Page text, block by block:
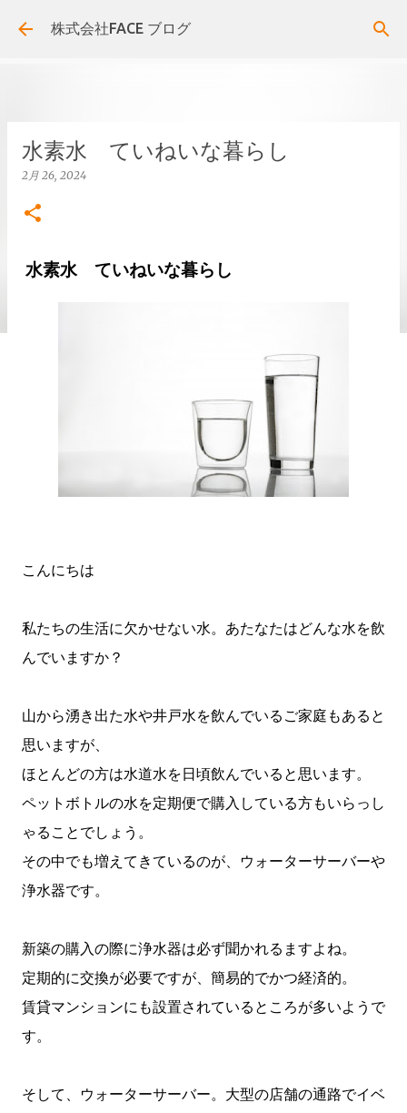
スキップしてメイン コンテンツに移動
株式会社FACE ブログ
水素水 ていねいな暮らし
2月 26, 2024
水素水 ていねいな暮らし
こんにちは
私たちの生活に欠かせない水。あたなたはどんな水を飲
んでいますか？
山から湧き出た水や井戸水を飲んでいるご家庭もあると
思いますが、
ほとんどの方は水道水を日頃飲んでいると思います。
ペットボトルの水を定期便で購入している方もいらっし
ゃることでしょう。
その中でも増えてきているのが、ウォーターサーバーや
浄水器です。
新築の購入の際に浄水器は必ず聞かれるますよね。
定期的に交換が必要ですが、簡易的でかつ経済的。
賃貸マンションにも設置されているところが多いようで
す。
そして、ウォーターサーバー。大型の店舗の通路でイベ